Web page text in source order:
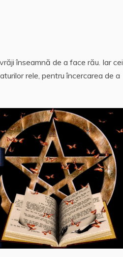
înseamnă de a face rău. Iar cei
rele, pentru încercarea de a